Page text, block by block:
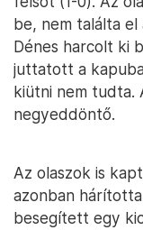
be, nem találta el
Dénes harcolt ki
juttatott a
kiütni nem tudta.
negyeddöntő.
Az olaszok is
azonban
besegített egy